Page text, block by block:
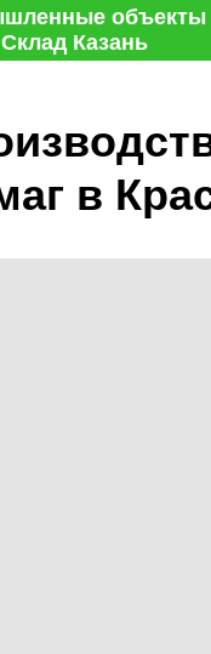
объекты
Казань
в